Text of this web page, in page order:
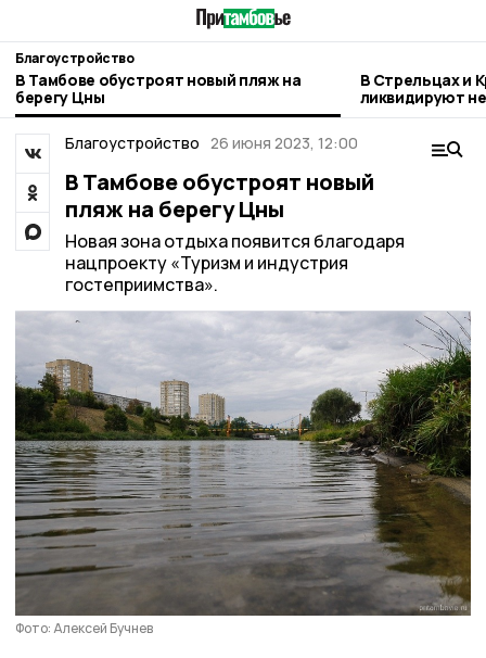
Благоустройство
В Тамбове обустроят новый пляж на
берегу Цны
В Стрельцах и
ликвидируют
свалки
Благоустройство 26 июня 2023, 12:00
В Тамбове обустроят новый
пляж на берегу Цны
Новая зона отдыха появится благодаря
нацпроекту «Туризм и индустрия
гостеприимства».
Фото: Алексей Бучнев